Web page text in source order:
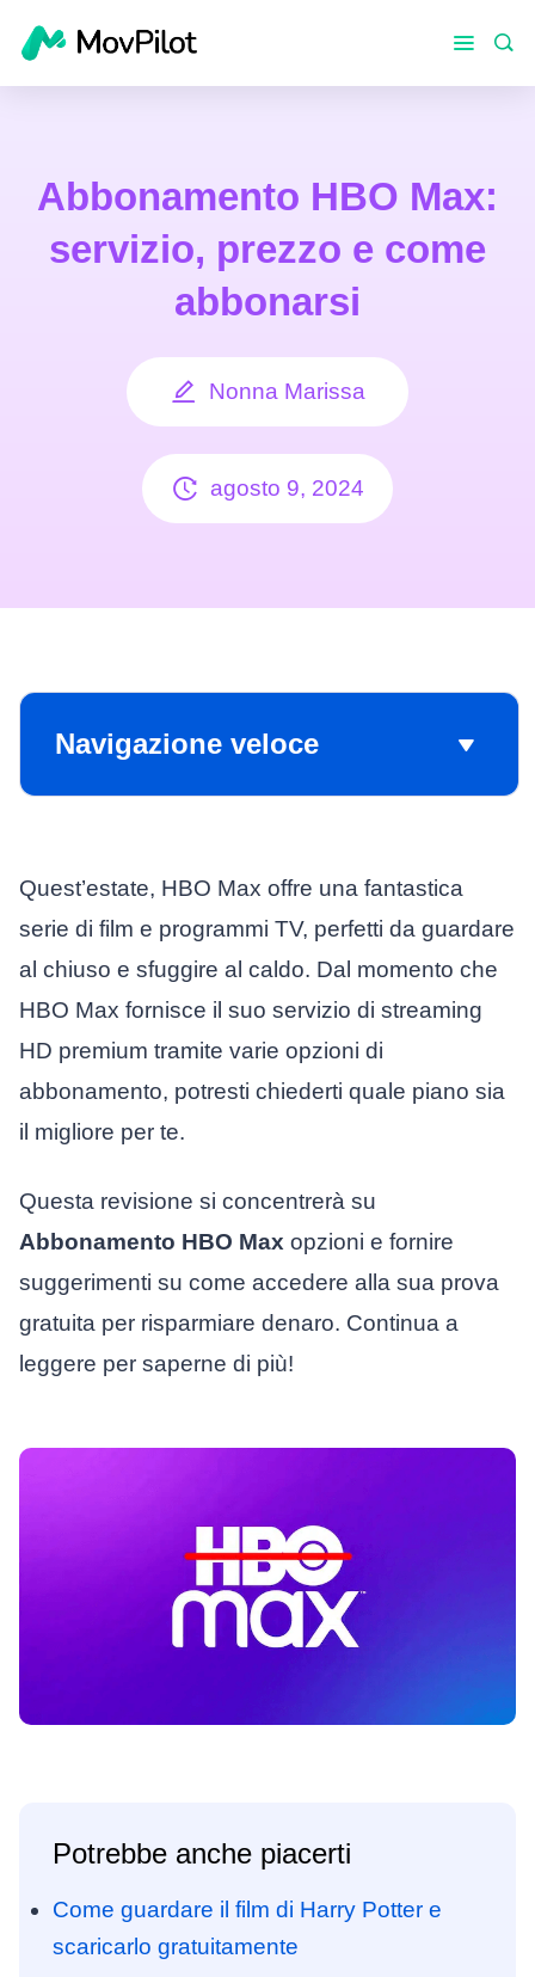
Abbonamento HBO Max:
servizio, prezzo e come
abbonarsi
Nonna Marissa
agosto 9, 2024
Navigazione veloce
Quest’estate, HBO Max offre una fantastica
serie di film e programmi TV, perfetti da guardare
al chiuso e sfuggire al caldo. Dal momento che
HBO Max fornisce il suo servizio di streaming
HD premium tramite varie opzioni di
abbonamento, potresti chiederti quale piano sia
il migliore per te.
Questa revisione si concentrerà su
Abbonamento HBO Max opzioni e fornire
suggerimenti su come accedere alla sua prova
gratuita per risparmiare denaro. Continua a
leggere per saperne di più!
Potrebbe anche piacerti
Come guardare il film di Harry Potter e
scaricarlo gratuitamente